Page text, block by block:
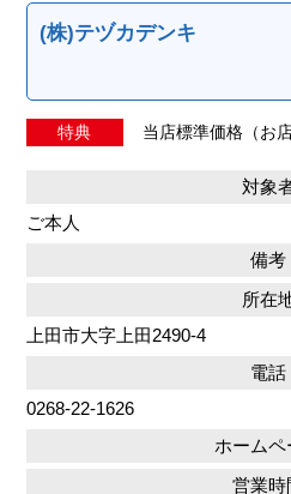
(株)テヅカデンキ
特典 当店標準価格（お
対象
ご本人
備考
所在
上田市大字上田2490-4
電話
0268-22-1626
ホームペ
営業時